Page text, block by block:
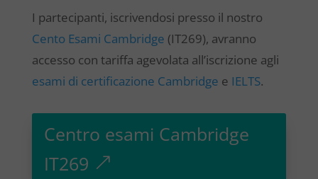
I partecipanti, iscrivendosi presso il nostro
Cento Esami Cambridge (IT269), avranno
accesso con tariffa agevolata all’iscrizione agli
esami di certificazione Cambridge e IELTS.
Centro esami Cambridge
IT269